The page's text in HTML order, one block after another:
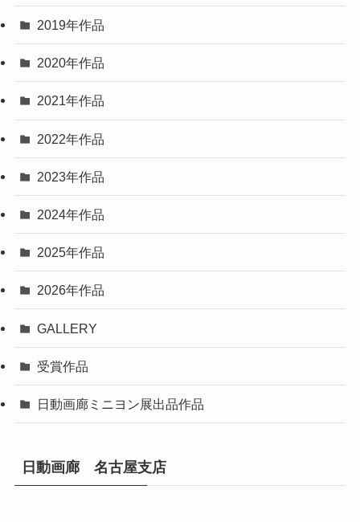
2019年作品
2020年作品
2021年作品
2022年作品
2023年作品
2024年作品
2025年作品
2026年作品
GALLERY
受賞作品
日動画廊ミニヨン展出品作品
日動画廊 名古屋支店